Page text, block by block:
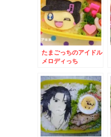
たまごっちのアイドル
メロディっち